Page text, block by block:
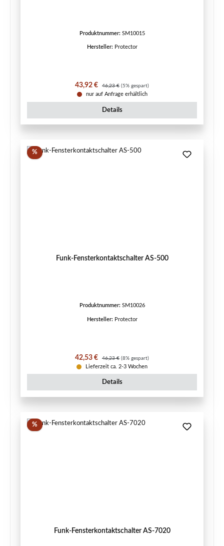
Produktnummer: SM10015
Hersteller: Protector
Verkaufspreis:
43,92 € Regulärer Preis:
46,23 € (5% gespart)
nur auf Anfrage erhältlich
Details
%Rabatt
Funk-Fensterkontaktschalter AS-500
Produktnummer: SM10026
Hersteller: Protector
Verkaufspreis:
42,53 € Regulärer Preis:
46,23 € (8% gespart)
Lieferzeit ca. 2-3 Wochen
Details
%Rabatt
Funk-Fensterkontaktschalter AS-7020